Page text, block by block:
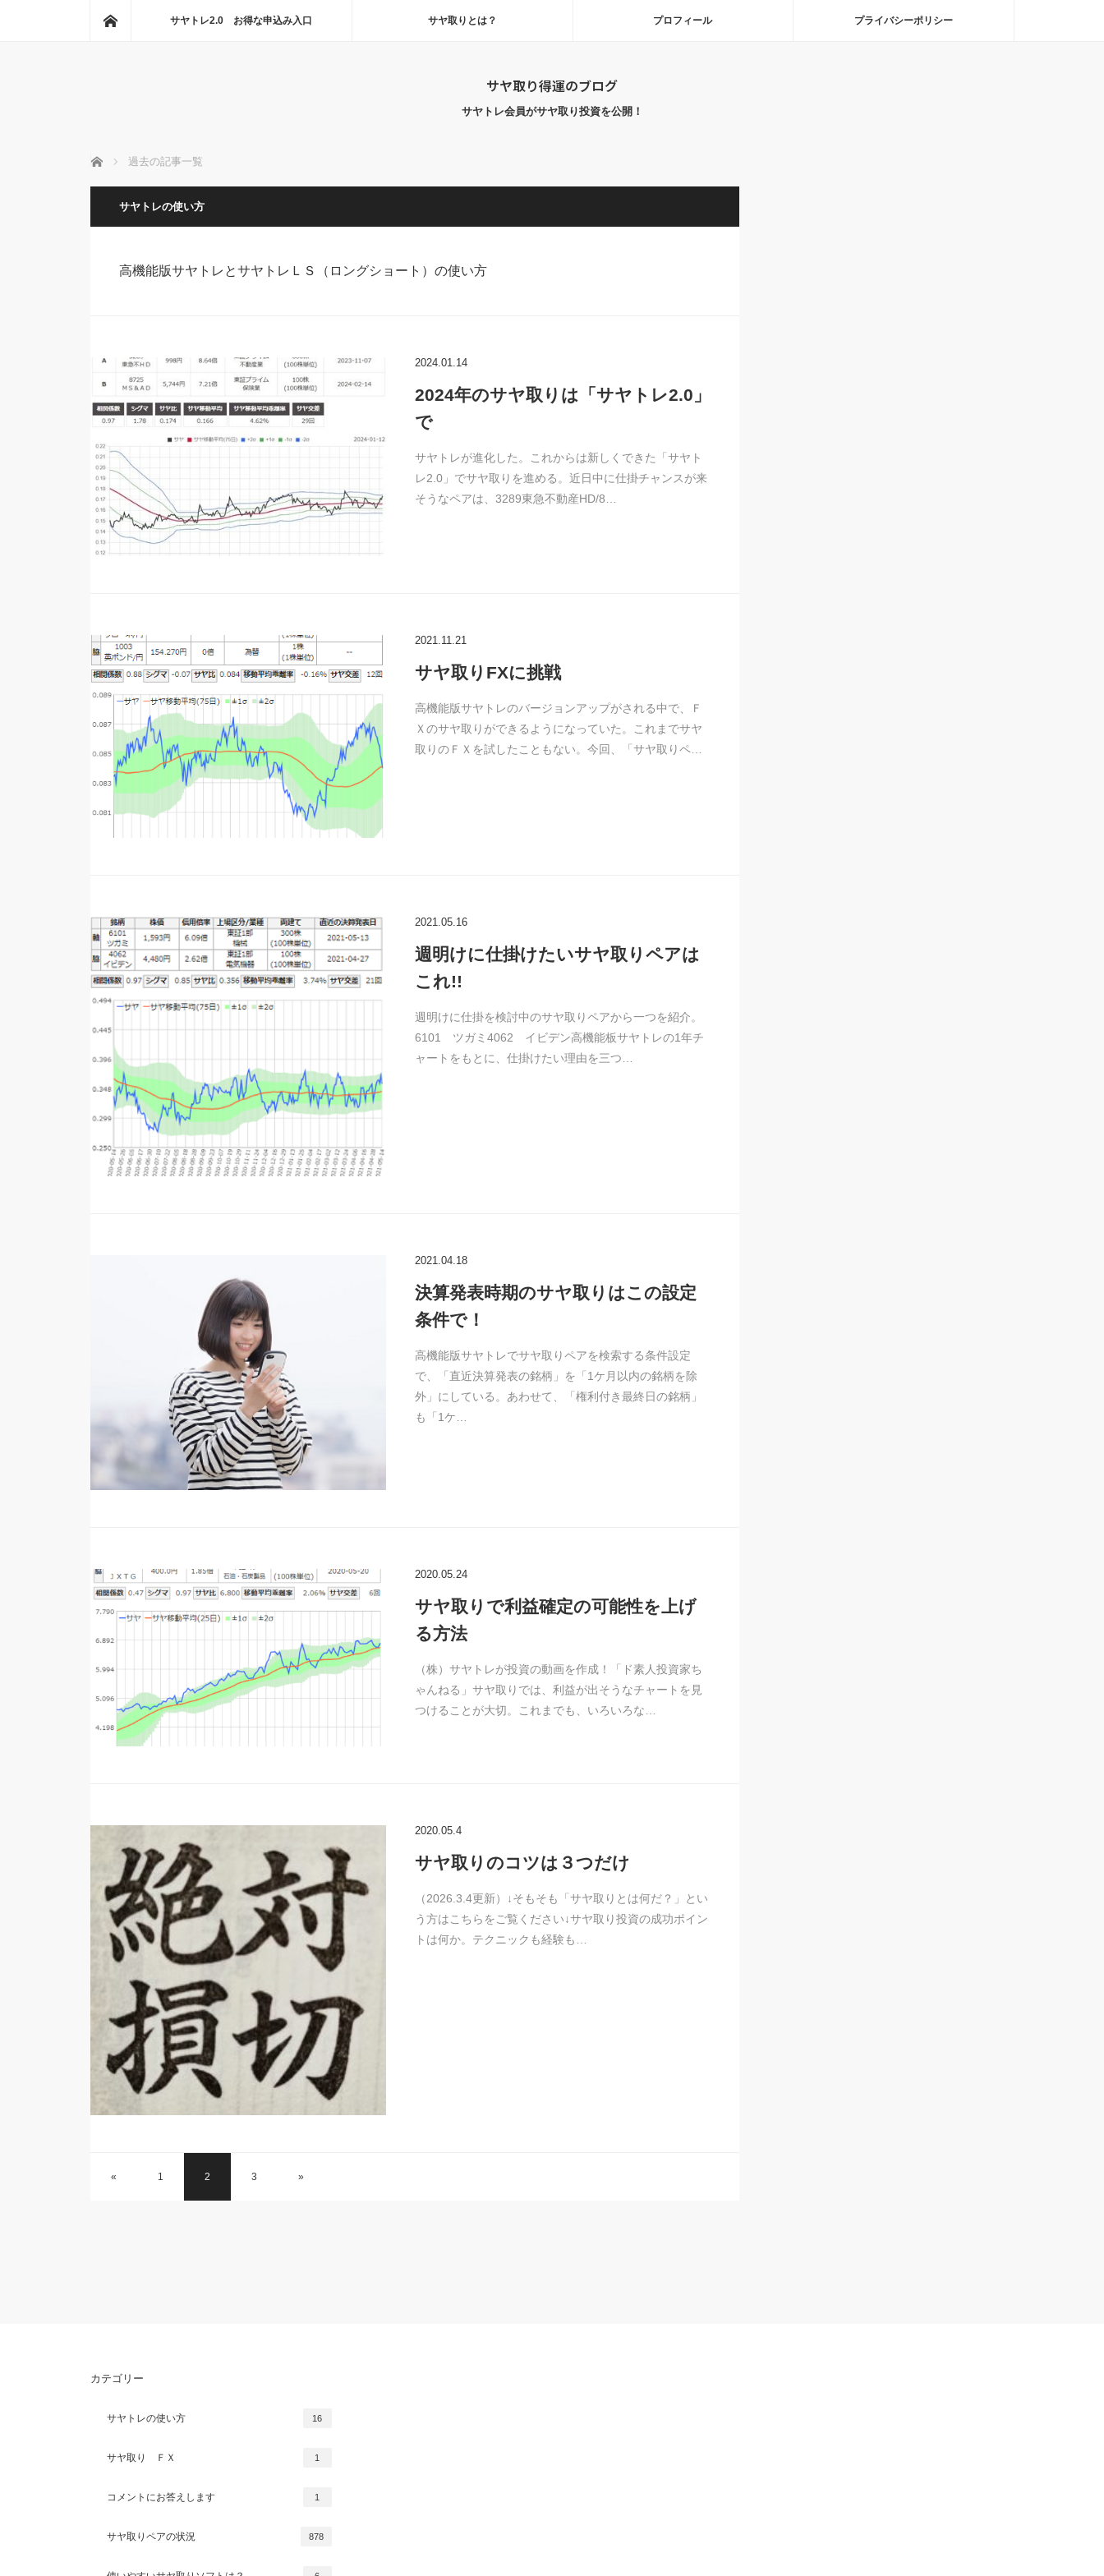
サヤトレ2.0 お得な申込み入口 サヤ取りとは？ プロフィール プライバシーポリシー
サヤ取り得運のブログ
サヤトレ会員がサヤ取り投資を公開！
ホーム 過去の記事一覧
サヤトレの使い方
高機能版サヤトレとサヤトレＬＳ（ロングショート）の使い方
2024.01.14
2024年のサヤ取りは「サヤトレ2.0」
で
サヤトレが進化した。これからは新しくできた「サヤト
レ2.0」でサヤ取りを進める。近日中に仕掛チャンスが来
そうなペアは、3289東急不動産HD/8…
2021.11.21
サヤ取りFXに挑戦
高機能版サヤトレのバージョンアップがされる中で、Ｆ
Ｘのサヤ取りができるようになっていた。これまでサヤ
取りのＦＸを試したこともない。今回、「サヤ取りペ…
2021.05.16
週明けに仕掛けたいサヤ取りペアは
これ!!
週明けに仕掛を検討中のサヤ取りペアから一つを紹介。
6101 ツガミ4062 イビデン高機能板サヤトレの1年チ
ャートをもとに、仕掛けたい理由を三つ…
2021.04.18
決算発表時期のサヤ取りはこの設定
条件で！
高機能版サヤトレでサヤ取りペアを検索する条件設定
で、「直近決算発表の銘柄」を「1ケ月以内の銘柄を除
外」にしている。あわせて、「権利付き最終日の銘柄」
も「1ケ…
2020.05.24
サヤ取りで利益確定の可能性を上げ
る方法
（株）サヤトレが投資の動画を作成！「ド素人投資家ち
ゃんねる」サヤ取りでは、利益が出そうなチャートを見
つけることが大切。これまでも、いろいろな…
2020.05.4
サヤ取りのコツは３つだけ
（2026.3.4更新）↓そもそも「サヤ取りとは何だ？」とい
う方はこちらをご覧ください↓サヤ取り投資の成功ポイン
トは何か。テクニックも経験も…
« 1 2 3 »
カテゴリー
サヤトレの使い方 16
サヤ取り ＦＸ 1
コメントにお答えします 1
サヤ取りペアの状況 878